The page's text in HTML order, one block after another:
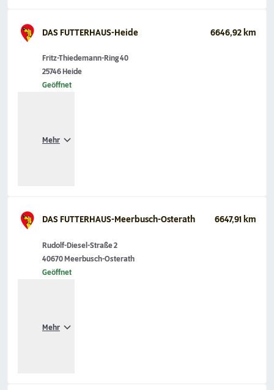
DAS FUTTERHAUS-Heide 6646,92 km
Fritz-Thiedemann-Ring 40
25746 Heide
Geöffnet
Mehr
DAS FUTTERHAUS-Meerbusch-Osterath 6647,91 km
Rudolf-Diesel-Straße 2
40670 Meerbusch-Osterath
Geöffnet
Mehr